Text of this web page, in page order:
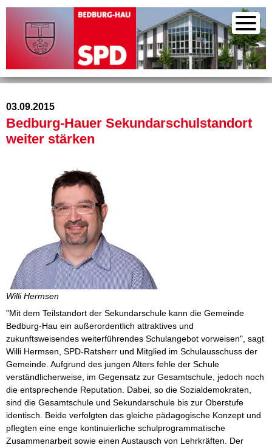
03.09.2015
Bedburg-Hauer Sekundarschulstandort
weiter stärken
Willi Hermsen
"Mit dem Teilstandort der Sekundarschule kann die Gemeinde
Bedburg-Hau ein außerordentlich attraktives und
zukunftsweisendes weiterführendes Schulangebot vorweisen", sagt
Willi Hermsen, SPD-Ratsherr und Mitglied im Schulausschuss der
Gemeinde. Aufgrund des jungen Alters fehle der Schule
verständlicherweise, im Gegensatz zur Gesamtschule, jedoch noch
die entsprechende Reputation. Dabei, so die Sozialdemokraten,
sind die Gesamtschule und Sekundarschule bis zur Oberstufe
identisch. Beide verfolgten das gleiche pädagogische Konzept und
pflegten eine enge kontinuierliche schulprogrammatische
Zusammenarbeit sowie einen Austausch von Lehrkräften. Der